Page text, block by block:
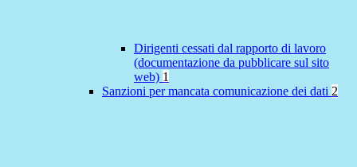
Dirigenti cessati dal rapporto di lavoro
(documentazione da pubblicare sul sito
web) 1
Sanzioni per mancata comunicazione dei dati 2